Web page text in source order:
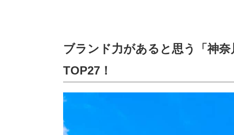
ブランド力があると思う「神
TOP27！